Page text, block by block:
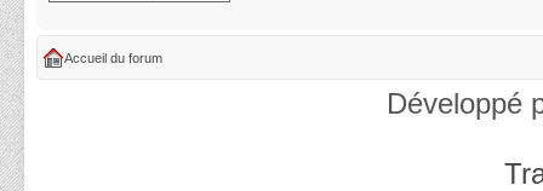
Accueil du forum
Développé